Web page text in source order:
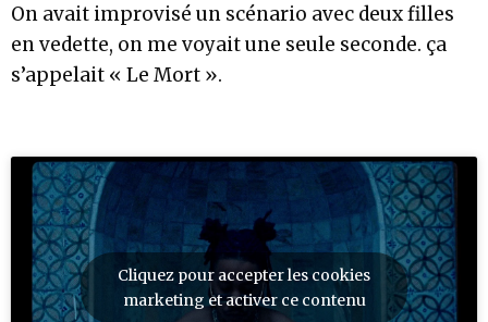
On avait improvisé un scénario avec deux filles
en vedette, on me voyait une seule seconde. ça
s’appelait « Le Mort ».
Cliquez pour accepter les cookies
marketing et activer ce contenu